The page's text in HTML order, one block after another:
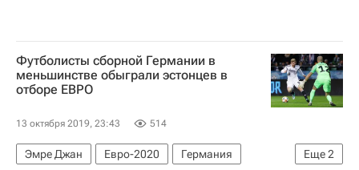
Футболисты сборной Германии в
меньшинстве обыграли эстонцев в
отборе ЕВРО
13 октября 2019, 23:43 514
Еще2
Эмре Джан Евро-2020
Германия